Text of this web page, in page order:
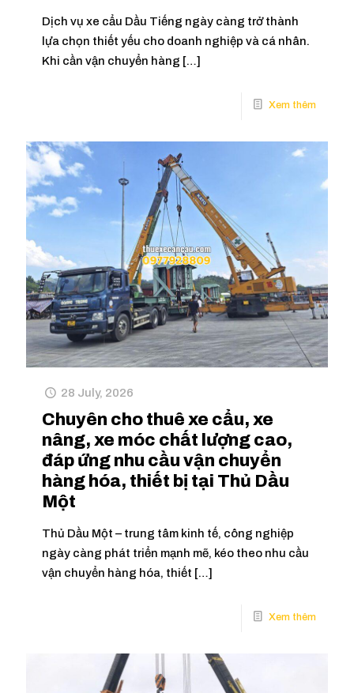
Dịch vụ xe cẩu Dầu Tiếng ngày càng trở thành
lựa chọn thiết yếu cho doanh nghiệp và cá nhân.
Khi cần vận chuyển hàng […]
28 July, 2026
Chuyên cho thuê xe cẩu, xe
nâng, xe móc chất lượng cao,
đáp ứng nhu cầu vận chuyển
hàng hóa, thiết bị tại Thủ Dầu
Một
Thủ Dầu Một – trung tâm kinh tế, công nghiệp
ngày càng phát triển mạnh mẽ, kéo theo nhu cầu
vận chuyển hàng hóa, thiết […]